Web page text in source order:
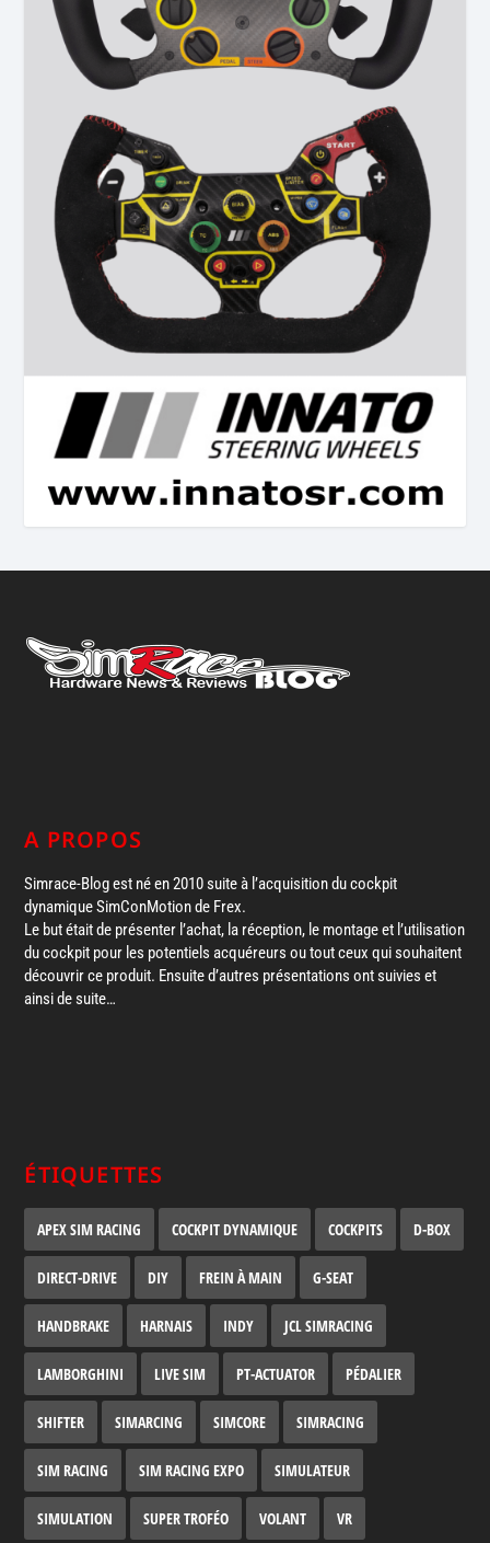
A PROPOS
Simrace-Blog est né en 2010 suite à l’acquisition du cockpit
dynamique SimConMotion de Frex.
Le but était de présenter l’achat, la réception, le montage et l’utilisation
du cockpit pour les potentiels acquéreurs ou tout ceux qui souhaitent
découvrir ce produit. Ensuite d’autres présentations ont suivies et
ainsi de suite…
ÉTIQUETTES
APEX SIM RACING COCKPIT DYNAMIQUE COCKPITS D-BOX
DIRECT-DRIVE DIY FREIN À MAIN G-SEAT
HANDBRAKE HARNAIS INDY JCL SIMRACING
LAMBORGHINI LIVE SIM PT-ACTUATOR PÉDALIER
SHIFTER SIMARCING SIMCORE SIMRACING
SIM RACING SIM RACING EXPO SIMULATEUR
SIMULATION SUPER TROFÉO VOLANT VR